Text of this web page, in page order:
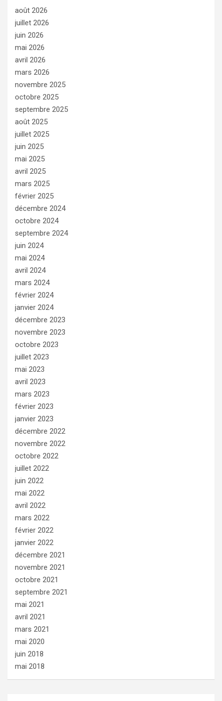
août 2026
juillet 2026
juin 2026
mai 2026
avril 2026
mars 2026
novembre 2025
octobre 2025
septembre 2025
août 2025
juillet 2025
juin 2025
mai 2025
avril 2025
mars 2025
février 2025
décembre 2024
octobre 2024
septembre 2024
juin 2024
mai 2024
avril 2024
mars 2024
février 2024
janvier 2024
décembre 2023
novembre 2023
octobre 2023
juillet 2023
mai 2023
avril 2023
mars 2023
février 2023
janvier 2023
décembre 2022
novembre 2022
octobre 2022
juillet 2022
juin 2022
mai 2022
avril 2022
mars 2022
février 2022
janvier 2022
décembre 2021
novembre 2021
octobre 2021
septembre 2021
mai 2021
avril 2021
mars 2021
mai 2020
juin 2018
mai 2018